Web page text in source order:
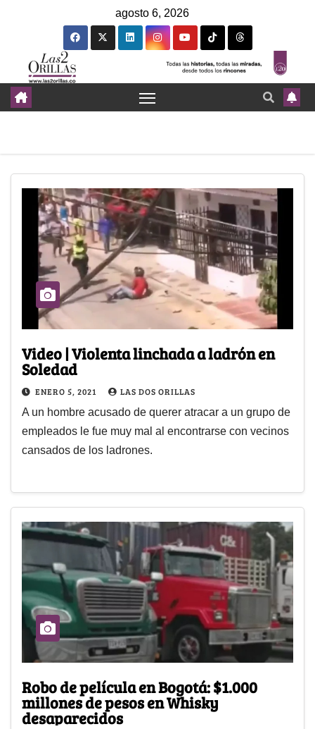
agosto 6, 2026
Video | Violenta linchada a ladrón en
Soledad
ENERO 5, 2021 LAS DOS ORILLAS
A un hombre acusado de querer atracar a un grupo de
empleados le fue muy mal al encontrarse con vecinos
cansados de los ladrones.
Robo de película en Bogotá: $1.000
millones de pesos en Whisky
desaparecidos